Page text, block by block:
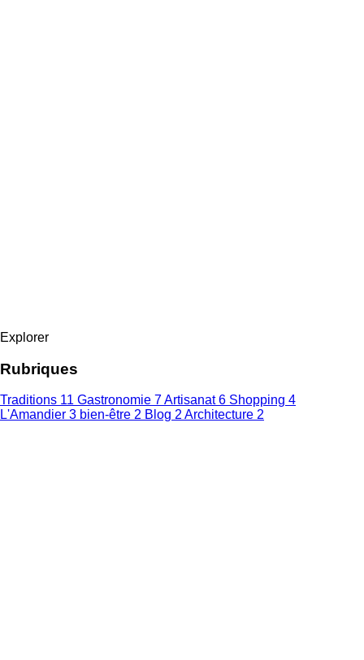
Explorer
Rubriques
Traditions 11 Gastronomie 7Artisanat6 Shopping 4
L'Amandier 3 bien-être 2 Blog 2Architecture 2